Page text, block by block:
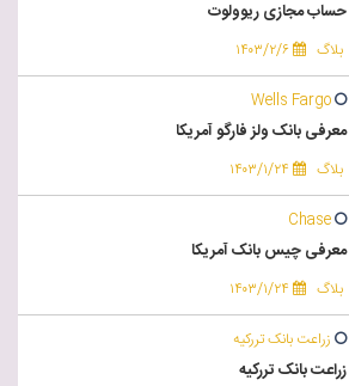
حساب مجازی ریوولوت
بلاگ ۱۴۰۳/۲/۶
Wells Fargo
معرفی بانک ولز فارگو آمریکا
بلاگ ۱۴۰۳/۱/۲۴
Chase
معرفی چیس بانک آمریکا
بلاگ ۱۴۰۳/۱/۲۴
زراعت بانک تررکیه
زراعت بانک تررکیه